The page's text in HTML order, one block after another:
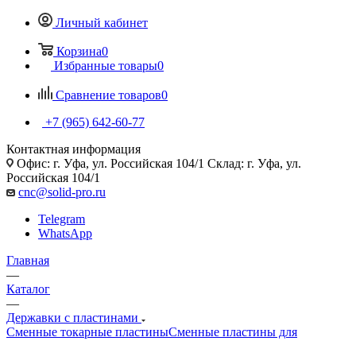
Личный кабинет
Корзина0
Избранные товары0
Сравнение товаров0
+7 (965) 642-60-77
Контактная информация
Офис: г. Уфа, ул. Российская 104/1 Склад: г. Уфа, ул.
Российская 104/1
cnc@solid-pro.ru
Telegram
WhatsApp
Главная
—
Каталог
—
Державки с пластинами
Сменные токарные пластиныСменные пластины для